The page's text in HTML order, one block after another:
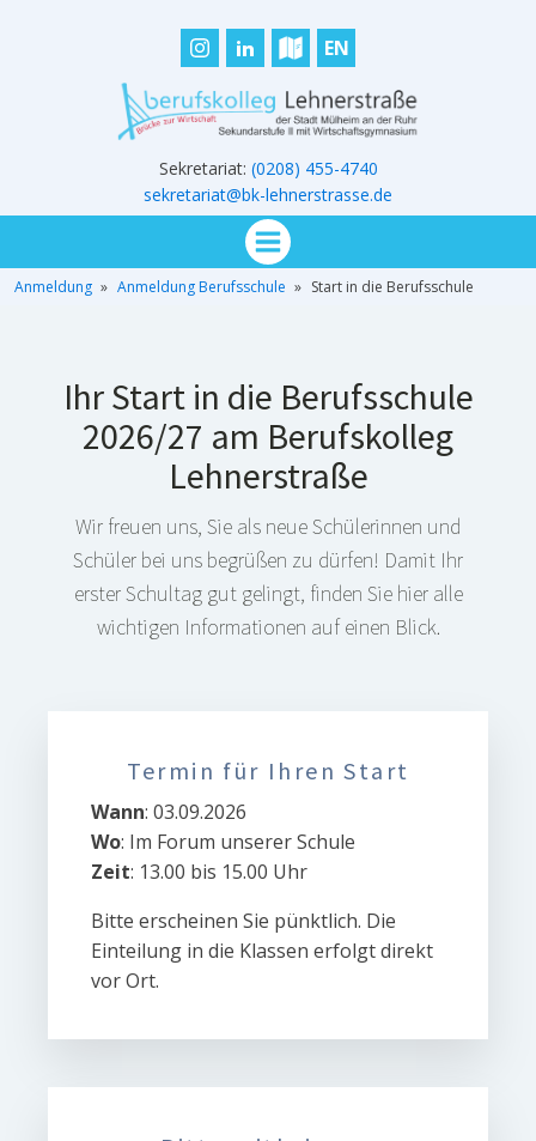
EN
Sekretariat: (0208) 455-4740
sekretariat@bk-lehnerstrasse.de
Anmeldung » Anmeldung Berufsschule » Start in die Berufsschule
Ihr Start in die Berufsschule
2026/27 am Berufskolleg
Lehnerstraße
Wir freuen uns, Sie als neue Schülerinnen und
Schüler bei uns begrüßen zu dürfen! Damit Ihr
erster Schultag gut gelingt, finden Sie hier alle
wichtigen Informationen auf einen Blick.
Termin für Ihren Start
Wann: 03.09.2026
Wo: Im Forum unserer Schule
Zeit: 13.00 bis 15.00 Uhr
Bitte erscheinen Sie pünktlich. Die
Einteilung in die Klassen erfolgt direkt
vor Ort.